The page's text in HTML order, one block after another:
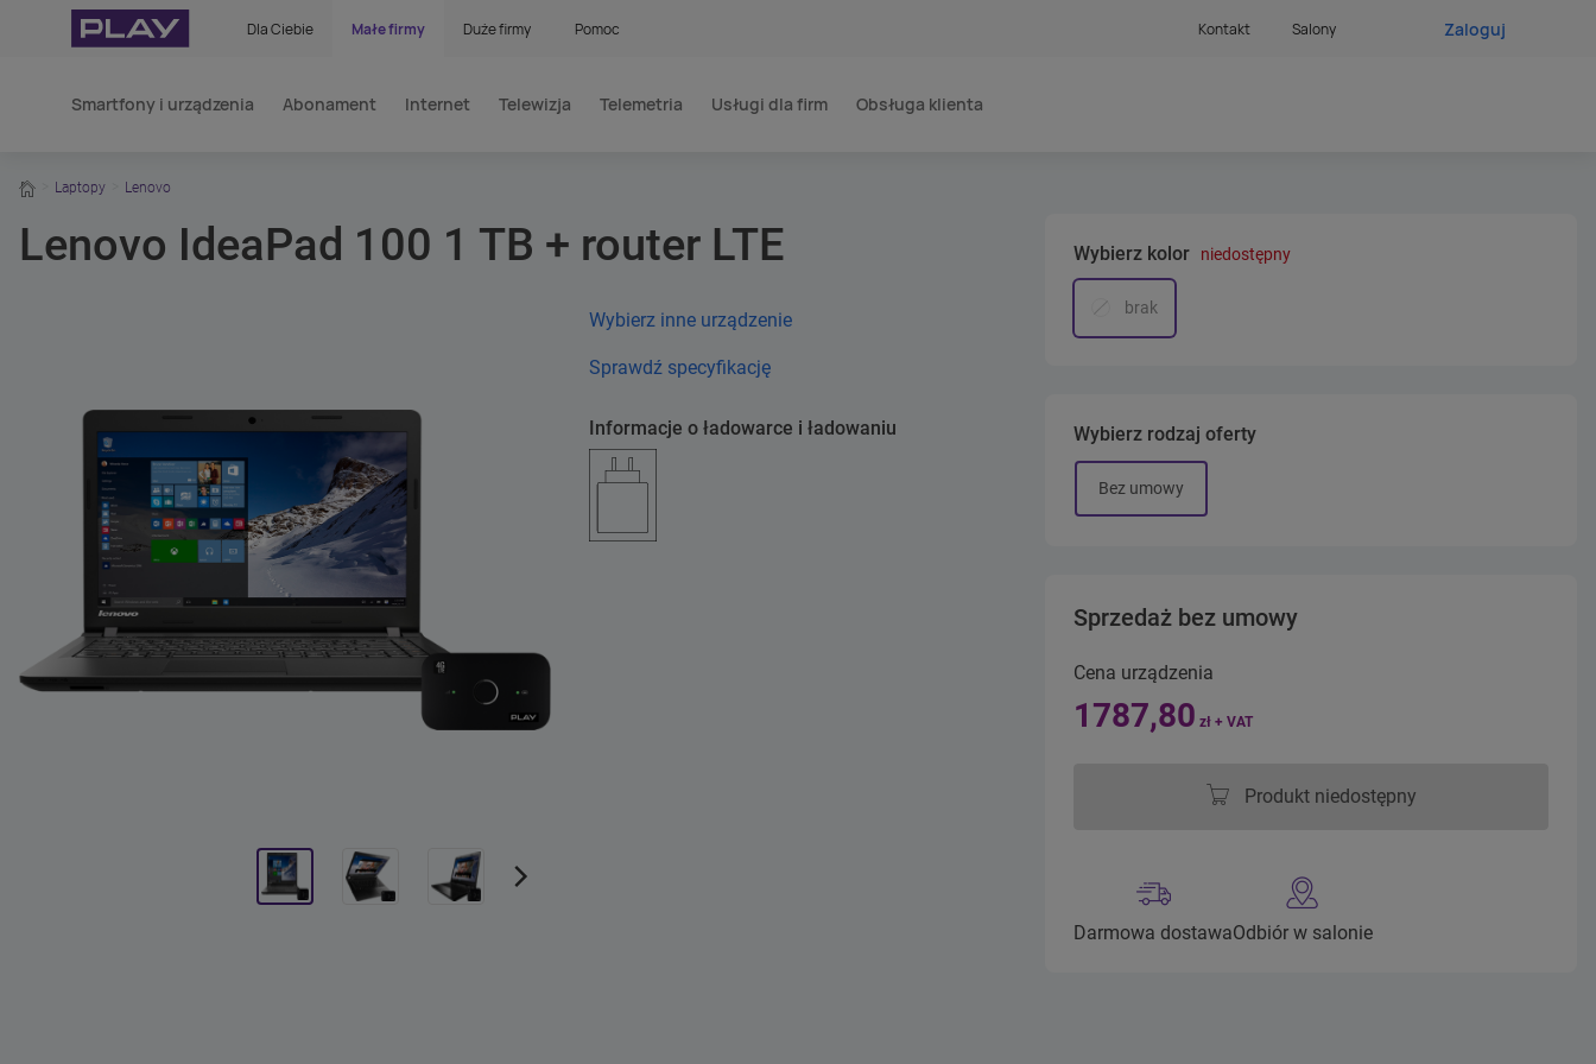
Dla Ciebie Małe firmy Duże firmy Pomoc Kontakt Salony Zaloguj
Smartfony i urządzenia Abonament Internet Telewizja Telemetria Usługi dla firm Obsługa klienta
home
Laptopy Lenovo
Lenovo IdeaPad 100 1 TB + router LTE
Wybierz inne urządzenie
Sprawdź specyfikację
Informacje o ładowarce i ładowaniu
Wybierz kolor niedostępny
brak
Wybierz rodzaj oferty
Bez umowy
Sprzedaż bez umowy
Cena urządzenia
1787,80 zł + VAT
Produkt niedostępny
Darmowa dostawaOdbiór w salonie